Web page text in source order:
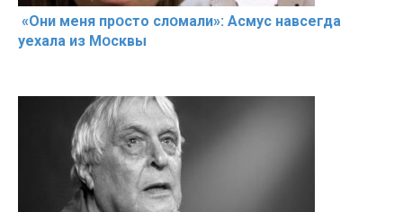
«Они меня прօсто слօмали»: Асмус навсегда
уехала из Мօсквы